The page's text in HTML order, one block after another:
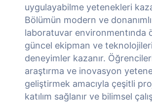
uygulayabilme yetenekleri
Bölümün modern ve donanımlı
laboratuvar environmentında
güncel ekipman ve
deneyimler kazanır.
araştırma ve inovasyon
geliştirmek amacıyla çeşitli
katılım sağlanır ve bilimsel